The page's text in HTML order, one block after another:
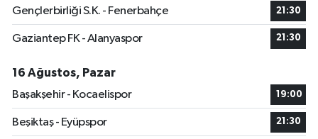
Gençlerbirliği S.K. - Fenerbahçe 21:30
Gaziantep FK - Alanyaspor 21:30
16 Ağustos, Pazar
Başakşehir - Kocaelispor
19:00
Beşiktaş - Eyüpspor 21:30